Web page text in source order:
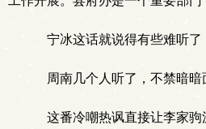
宁冰这话就说得有些难听了
周南几个人听了，不禁暗暗
这番冷嘲热讽直接让李家驹